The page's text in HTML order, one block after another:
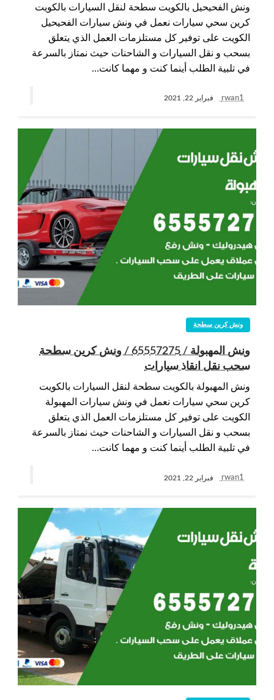
ونش الفحيحيل بالكويت سطحة لنقل السيارات بالكويت
كرين سحي سيارات نعمل في ونش سيارات الفحيحيل
الكويت على توفير كل مستلزمات العمل الذي يتعلق
بسحب و نقل السيارات و الشاحنات حيث نمتاز بالسرعة
في تلبية الطلب أينما كنت و مهما كانت…
rwan1 فبراير 22, 2021
ونش كرين سطحة
ونش المهبولة / 65557275 / ونش كرين سطحة
سحب نقل انقاذ سيارات
ونش المهبولة بالكويت سطحة لنقل السيارات بالكويت
كرين سحي سيارات نعمل في ونش سيارات المهبولة
الكويت على توفير كل مستلزمات العمل الذي يتعلق
بسحب و نقل السيارات و الشاحنات حيث نمتاز بالسرعة
في تلبية الطلب أينما كنت و مهما كانت…
rwan1 فبراير 22, 2021